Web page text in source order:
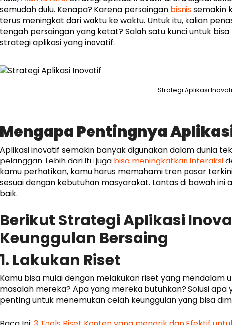
semudah dulu. Kenapa? Karena persaingan bisnissemakin
terus meningkat dari waktu ke waktu. Untuk itu, kalian
tengah persaingan yang ketat? Salah satu kunci untuk
strategi aplikasi yang inovatif.
Strategi Aplikasi
Mengapa Pentingnya
Aplikasi inovatif semakin banyak digunakan dalam dunia
pelanggan. Lebih dari itu juga bisa meningkatkan interaksi
kamu perhatikan, kamu harus memahami tren pasar
sesuai dengan kebutuhan masyarakat. Lantas di bawah
baik.
Berikut Strategi Aplikasi
Keunggulan Bersaing
1. Lakukan Riset
Kamu bisa mulai dengan melakukan riset yang
masalah mereka? Apa yang mereka butuhkan? Solusi
penting untuk menemukan celah keunggulan yang bisa